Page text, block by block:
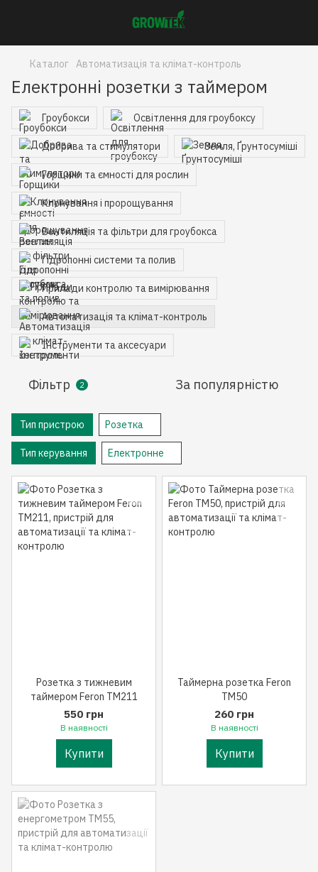
Каталог Автоматизація та клімат-контроль
Електронні розетки з таймером
Гроубокси Освітлення для гроубоксу
Добрива та стимулятори Земля, Ґрунтосуміші
Горщики та ємності для рослин
Клонування і пророщування
Вентиляція та фільтри для гроубокса
Гідропонні системи та полив
Прилади контролю та вимірювання
Автоматизація та клімат-контроль
Інструменти та аксесуари
Фільтр 2 За популярністю
Тип пристрою Розетка
Тип керування Електронне
Розетка з тижневим
таймером Feron ТМ211
550 грн
В наявності
Купити
Таймерна розетка Feron
ТМ50
260 грн
В наявності
Купити